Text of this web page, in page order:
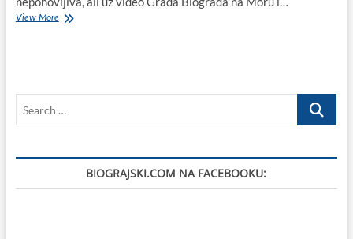
View MoreBiogradska
Search
BIOGRAJSKI.COM NA FACEBOOKU: